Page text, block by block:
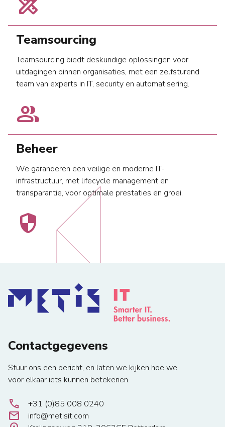
Teamsourcing
Teamsourcing biedt deskundige oplossingen voor
uitdagingen binnen organisaties, met een zelfsturend
team van experts in IT, security en automatisering.
people_outline
Beheer
We garanderen een veilige en moderne IT-
infrastructuur, met lifecycle management en
transparantie, voor optimale prestaties en groei.
security
Contactgegevens
Stuur ons een bericht, en laten we kijken hoe we
voor elkaar iets kunnen betekenen.
local_phone +31 (0)85 008 0240
email info@metisit.com